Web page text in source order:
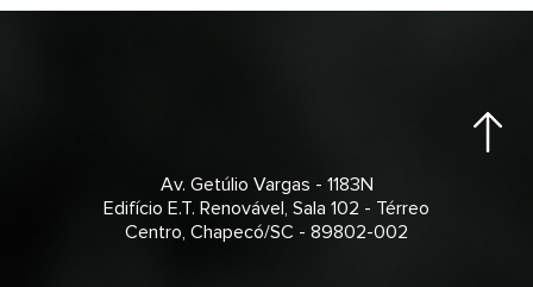
Av. Getúlio Vargas - 1183N
Edifício E.T. Renovável, Sala 102 - Térreo
Centro, Chapecó/SC - 89802-002